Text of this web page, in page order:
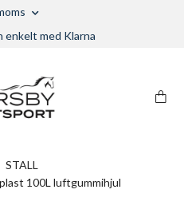
med Klarna
STALL
100L luftgummihjul